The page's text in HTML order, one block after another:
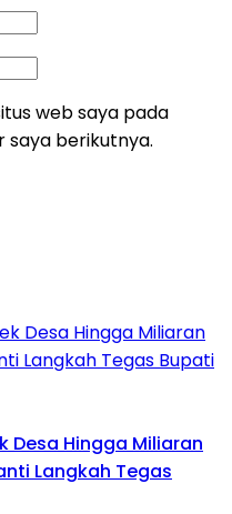
web saya pada
berikutnya.
Desa Hingga Miliaran
Langkah Tegas